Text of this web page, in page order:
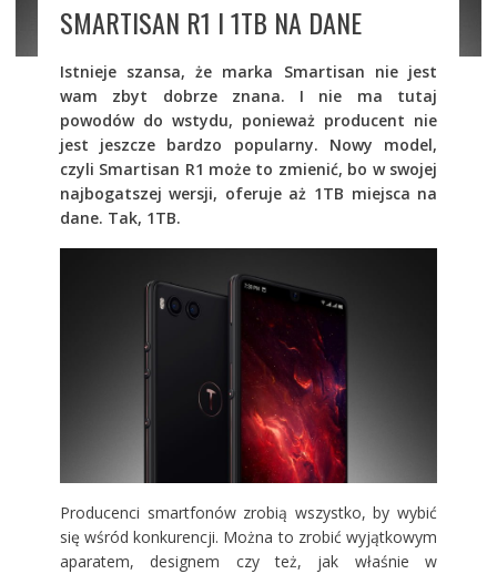
SMARTISAN R1 I 1TB NA DANE
Istnieje szansa, że marka Smartisan nie jest
wam zbyt dobrze znana. I nie ma tutaj
powodów do wstydu, ponieważ producent nie
jest jeszcze bardzo popularny. Nowy model,
czyli Smartisan R1 może to zmienić, bo w swojej
najbogatszej wersji, oferuje aż 1TB miejsca na
dane. Tak, 1TB.
Producenci smartfonów zrobią wszystko, by wybić
się wśród konkurencji. Można to zrobić wyjątkowym
aparatem, designem czy też, jak właśnie w